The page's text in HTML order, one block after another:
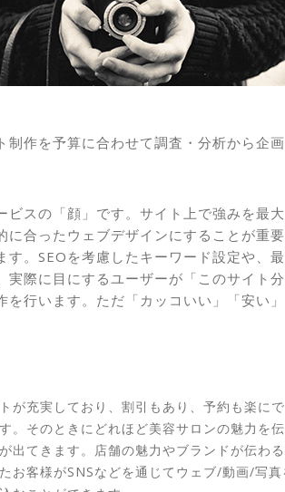
制作を予算に合わせて調査・分析から企
スの「顔」です。サイト上で強みを最
合ったウェブデザインにすることが重
。SEOを考慮したキーワード設定や、
際に目にするユーザーが「このサイト
行います。ただ「カッコいい」「安い
が充実しており、割引もあり、予約も楽に
。そのときにどれほど美容サロンの魅力を
出てきます。店舗の魅力やブランドが伝わ
お客様がSNSなどを通じてウェブ/動画/写